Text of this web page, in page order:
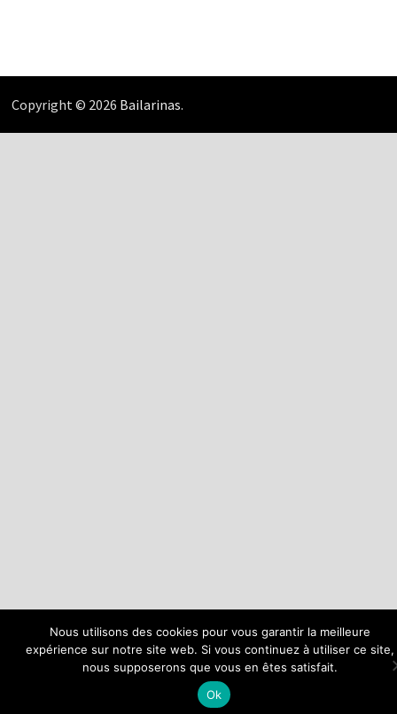
Copyright © 2026 Bailarinas.
Nous utilisons des cookies pour vous garantir la meilleure
expérience sur notre site web. Si vous continuez à utiliser ce site,
nous supposerons que vous en êtes satisfait.
Ok